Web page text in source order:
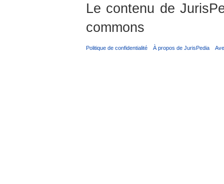
Le contenu de
commons
Politique de confidentialité À propos de JurisPedia